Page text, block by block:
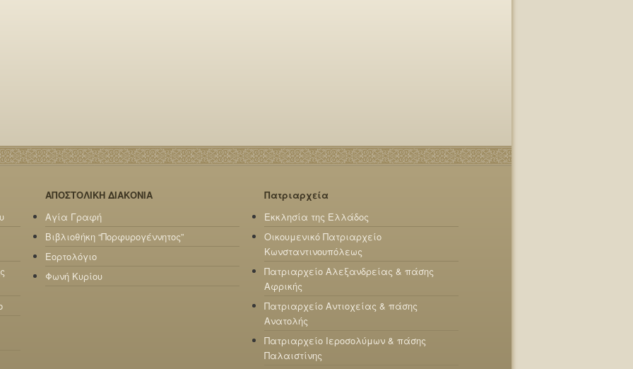
ΑΠΟΣΤΟΛΙΚΗ ΔΙΑΚΟΝΙΑ
Αγία Γραφή
Βιβλιοθήκη “Πορφυρογέννητος”
Εορτολόγιο
Φωνή Κυρίου
Πατριαρχεία
Εκκλησία της Ελλάδος
Οικουμενικό Πατριαρχείο
Κωνσταντινουπόλεως
Πατριαρχείο Αλεξανδρείας & πάσης
Αφρικής
Πατριαρχείο Αντιοχείας & πάσης
Ανατολής
Πατριαρχείο Ιεροσολύμων & πάσης
Παλαιστίνης